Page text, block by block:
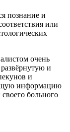
познание и
или
очень
и
и
информацию
больного